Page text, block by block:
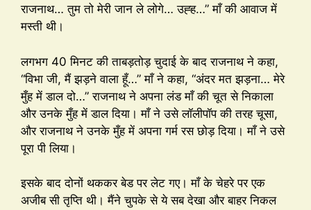
राजनाथ… तुम तो मेरी जान ले लोगे… उह्ह…” माँ की आवाज में
मस्ती थी।
लगभग 40 मिनट की ताबड़तोड़ चुदाई के बाद राजनाथ ने कहा,
“विभा जी, मैं झड़ने वाला हूँ…” माँ ने कहा, “अंदर मत झड़ना… मेरे
मुँह में डाल दो…” राजनाथ ने अपना लंड माँ की चूत से निकाला
और उनके मुँह में डाल दिया। माँ ने उसे लॉलीपॉप की तरह चूसा,
और राजनाथ ने उनके मुँह में अपना गर्म रस छोड़ दिया। माँ ने उसे
पूरा पी लिया।
इसके बाद दोनों थककर बेड पर लेट गए। माँ के चेहरे पर एक
अजीब सी तृप्ति थी। मैंने चुपके से ये सब देखा और बाहर निकल